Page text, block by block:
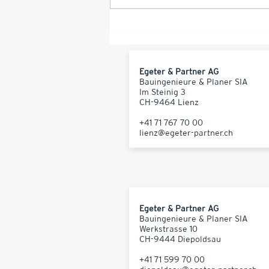
Egeter & Partner AG
Bauingenieure & Planer SIA
Im Steinig 3
CH-9464 Lienz
+41 71 767 70 00
lienz@egeter-partner.ch
Egeter & Partner AG
Bauingenieure & Planer SIA
Werkstrasse 10
CH-9444 Diepoldsau
+41 71 599 70 00